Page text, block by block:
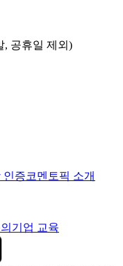
, 공휴일 제외)
인증코멘토픽 소개
기업 교육